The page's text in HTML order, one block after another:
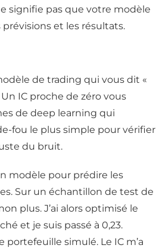
signifie pas que votre modèle
et les résultats.
de trading qui vous dit «
IC proche de zéro vous
de deep learning qui
fou le plus simple pour vérifier
du bruit.
modèle pour prédire les
Sur un échantillon de test de
plus. J’ai alors optimisé le
et je suis passé à 0,23.
portefeuille simulé. Le IC m’a